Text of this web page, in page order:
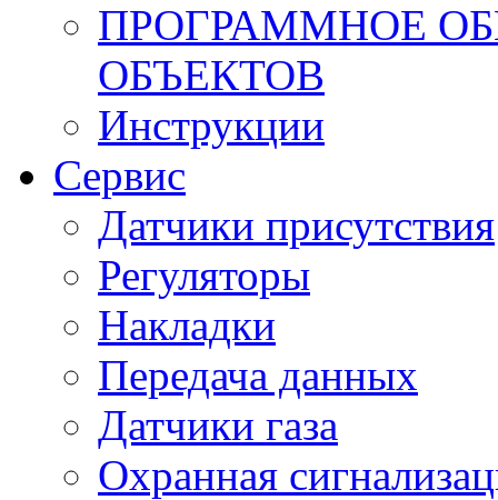
ПРОГРАММНОЕ
ОБЪЕКТОВ
Инструкции
Сервис
Датчики присутствия
Регуляторы
Накладки
Передача данных
Датчики газа
Охранная